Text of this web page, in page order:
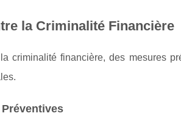
la Criminalité Financière
criminalité financière, des mesures